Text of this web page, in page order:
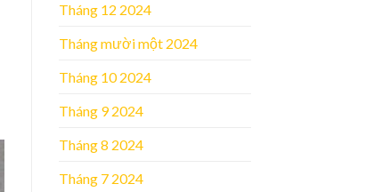
Tháng 12 2024
Tháng mười một 2024
Tháng 10 2024
Tháng 9 2024
Tháng 8 2024
Tháng 7 2024